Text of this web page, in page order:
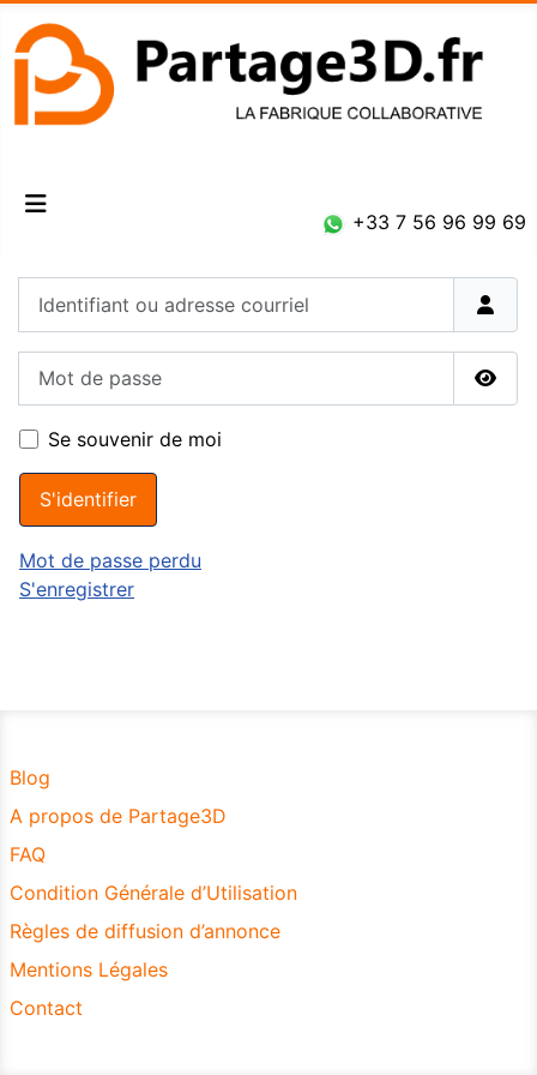
+33 7 56 96 99 69
Se souvenir de moi
S'identifier
Mot de passe perdu
S'enregistrer
Blog
A propos de Partage3D
FAQ
Condition Générale d’Utilisation
Règles de diffusion d’annonce
Mentions Légales
Contact